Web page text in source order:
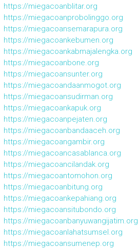
https://miegacoanblitar.org
https://miegacoanprobolinggo.org
https://miegacoansemarapura.org
https://miegacoankebumen.org
https://miegacoankabmajalengka.org
https://miegacoanbone.org
https://miegacoansunter.org
https://miegacoandaanmogot.org
https://miegacoansudirman.org
https://miegacoankapuk.org
https://miegacoanpejaten.org
https://miegacoanbandaaceh.org
https://miegacoangambir.org
https://miegacoancasablanca.org
https://miegacoancilandak.org
https://miegacoantomohon.org
https://miegacoanbitung.org
https://miegacoankepahiang.org
https://miegacoansitubondo.org
https://miegacoanbanyuwangijatim.org
https://miegacoanlahatsumsel.org
https://miegacoansumenep.org